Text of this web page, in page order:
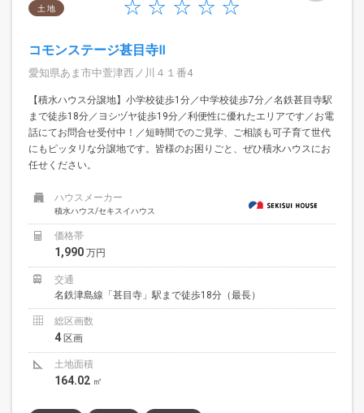
土 地
コモンステージ甚目寺Ⅱ
愛知県あま市中萱津西ノ川４１番4
【積水ハウス分譲地】小学校徒歩1分／中学校徒歩7分／名鉄甚目寺駅
まで徒歩18分／ヨシヅヤ徒歩19分／利便性に優れたエリアです／お電
話にてお問合せ受付中！／短時間でのご見学、ご相談も可子育て世代
にもピッタリな分譲地です。皆様のお困りごと、ぜひ積水ハウスにお
任せください。
ハウスメーカー
積水ハウス/セキスイハウス
価格帯
1,990 万円
交通
名鉄津島線「甚目寺」駅まで徒歩18分（最長）
総区画数
4 区画
土地面積
164.02 ㎡